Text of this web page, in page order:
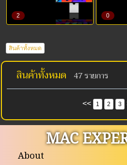
2 0
สินค้าทั้งหมด
สินค้าทั้งหมด 47 รายการ
<< 1 2 3
MAC
About